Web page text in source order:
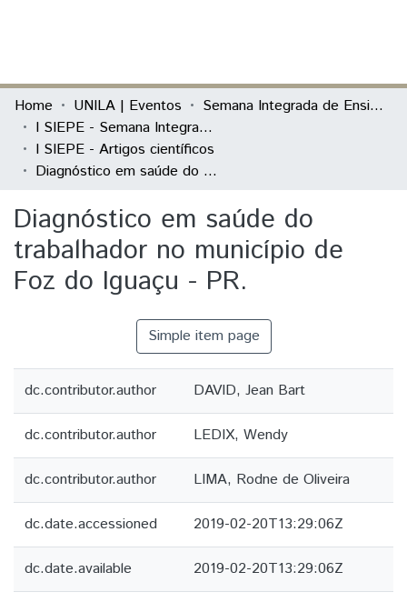
Communities & Collections
All of DSpace
Statistics
Home UNILA | Eventos
Semana Integrada de Ensino, Pesquisa e Extensão (SIEPE)
I SIEPE - Semana Integrada de Ensino, Pesquisa e Extensão
I SIEPE - Artigos científicos
Diagnóstico em saúde do trabalhador no município de Foz do Iguaçu - PR.
Diagnóstico em saúde do
trabalhador no município de
Foz do Iguaçu - PR.
Simple item page
dc.contributor.author DAVID, Jean Bart
dc.contributor.author LEDIX, Wendy
dc.contributor.author LIMA, Rodne de Oliveira
dc.date.accessioned 2019-02-20T13:29:06Z
dc.date.available 2019-02-20T13:29:06Z